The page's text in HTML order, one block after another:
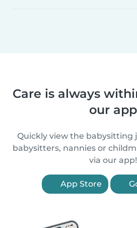
Care is always
our app
Quickly view the babysitting
babysitters, nannies or
via our app!
App Store